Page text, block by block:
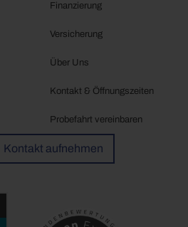
Finanzierung
Versicherung
Über Uns
Kontakt & Öffnungszeiten
Probefahrt vereinbaren
Kontakt aufnehmen